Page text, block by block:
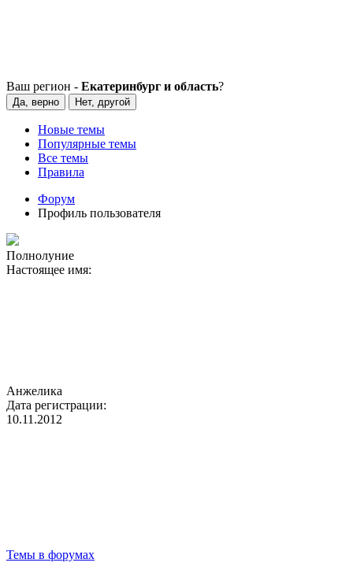
Ваш регион - Екатеринбург и область?
Да, верно Нет, другой
Новые темы
Популярные темы
Все темы
Правила
Форум
Профиль пользователя
Полнолуние
Настоящее имя:
Анжелика
Дата регистрации:
10.11.2012
Темы в форумах